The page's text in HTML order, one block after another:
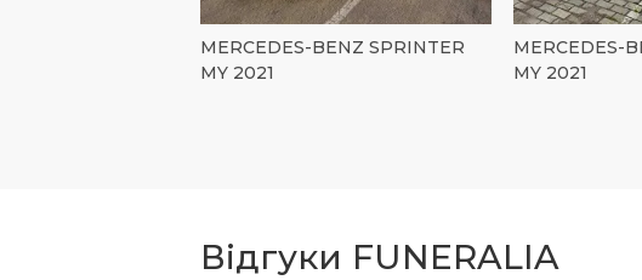
MERCEDES-BENZ SPRINTER
MY 2021
MERCEDES-
MY 2021
Відгуки FUNERALIA